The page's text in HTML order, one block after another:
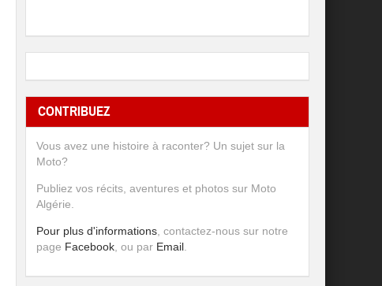
CONTRIBUEZ
Vous avez une histoire à raconter? Un sujet sur la
Moto?
Publiez vos récits, aventures et photos sur Moto
Algérie.
Pour plus d'informations , contactez-nous sur notre
page Facebook , ou par Email